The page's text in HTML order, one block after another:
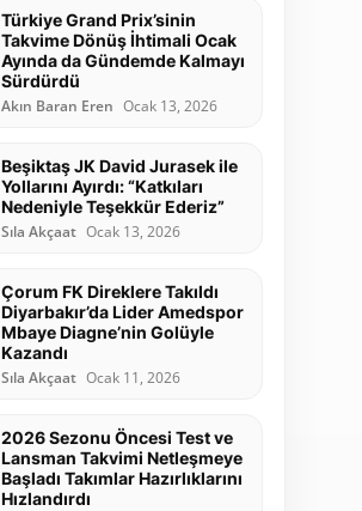
Türkiye Grand Prix’sinin
Takvime Dönüş İhtimali Ocak
Ayında da Gündemde Kalmayı
Sürdürdü
Akın Baran Eren Ocak 13, 2026
Beşiktaş JK David Jurasek ile
Yollarını Ayırdı: “Katkıları
Nedeniyle Teşekkür Ederiz”
Sıla Akçaat Ocak 13, 2026
Çorum FK Direklere Takıldı
Diyarbakır’da Lider Amedspor
Mbaye Diagne’nin Golüyle
Kazandı
Sıla Akçaat Ocak 11, 2026
2026 Sezonu Öncesi Test ve
Lansman Takvimi Netleşmeye
Başladı Takımlar Hazırlıklarını
Hızlandırdı